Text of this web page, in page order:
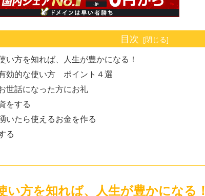
目次
い方を知れば、人生が豊かになる！
効的な使い方 ポイント４選
世話になった方にお礼
をする
いたら使えるお金を作る
る
い方を知れば、人生が豊かになる！